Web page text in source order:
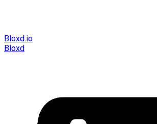
Bloxd.io
Bloxd